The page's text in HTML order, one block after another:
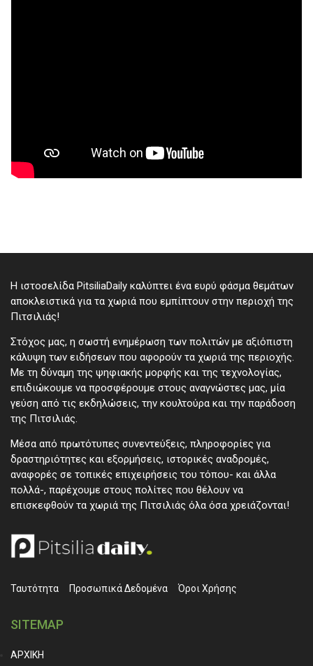
Η ιστοσελίδα PitsiliaDaily καλύπτει ένα ευρύ φάσμα θεμάτων
αποκλειστικά για τα χωριά που εμπίπτουν στην περιοχή της
Πιτσιλιάς!
Στόχος μας, η σωστή ενημέρωση των πολιτών με αξιόπιστη
κάλυψη των ειδήσεων που αφορούν τα χωριά της περιοχής.
Με τη δύναμη της ψηφιακής μορφής και της τεχνολογίας,
επιδιώκουμε να προσφέρουμε στους αναγνώστες μας, μία
γεύση από τις εκδηλώσεις, την κουλτούρα και την παράδοση
της Πιτσιλιάς.
Μέσα από πρωτότυπες συνεντεύξεις, πληροφορίες για
δραστηριότητες και εξορμήσεις, ιστορικές αναδρομές,
αναφορές σε τοπικές επιχειρήσεις του τόπου- και άλλα
πολλά-, παρέχουμε στους πολίτες που θέλουν να
επισκεφθούν τα χωριά της Πιτσιλιάς όλα όσα χρειάζονται!
Ταυτότητα Προσωπικά ∆εδομένα Όροι Χρήσης
SITEMAP
ΑΡΧΙΚΗ